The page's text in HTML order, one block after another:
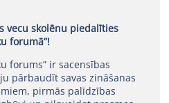
vecu skolēnu piedalīties
forumā”!
forums” ir sacensības
pārbaudīt savas zināšanas
pirmās palīdzības